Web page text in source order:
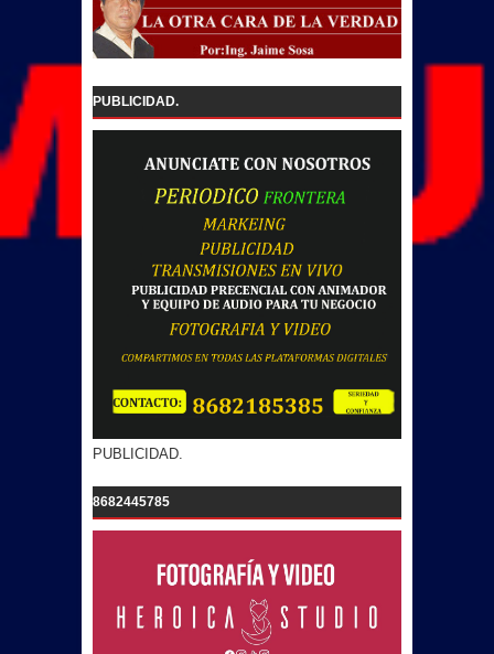
PUBLICIDAD.
PUBLICIDAD.
8682445785